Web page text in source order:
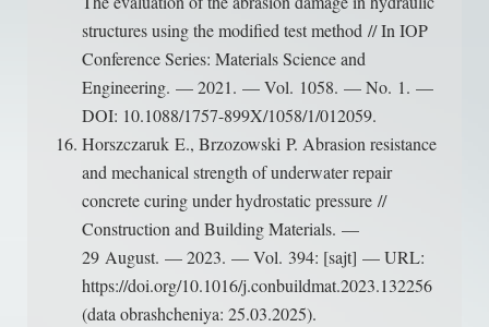
structures using the modified test method // In IOP
Conference Series: Materials Science and
Engineering. — 2021. — Vol. 1058. — No. 1. —
DOI: 10.1088/1757-899X/1058/1/012059.
Horszczaruk E., Brzozowski P. Abrasion resistance
and mechanical strength of underwater repair
concrete curing under hydrostatic pressure //
Construction and Building Materials. —
29 August. — 2023. — Vol. 394: [sajt] — URL:
https://doi.org/10.1016/j.conbuildmat.2023.132256
(data obrashcheniya: 25.03.2025).